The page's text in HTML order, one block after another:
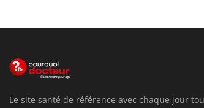
Le site santé de référence avec chaque jour